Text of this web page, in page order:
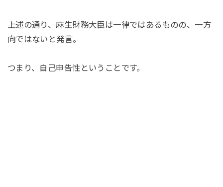
上述の通り、麻生財務大臣は一律ではあるものの、一方
向ではないと発言。
つまり、自己申告性ということです。